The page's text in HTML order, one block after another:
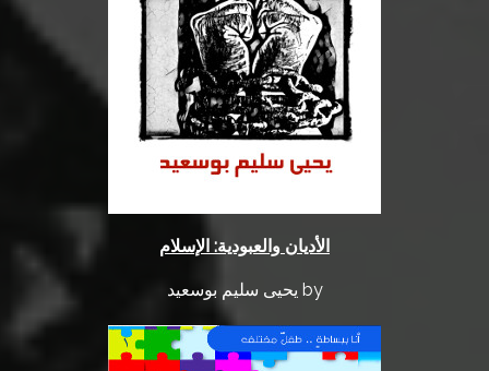
اﻷديان والعبودية: اﻹسلام
by يحيى سليم بوسعيد